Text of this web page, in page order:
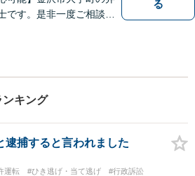
です。是非一度ご相談く
る
キング
逮捕すると言われました
運転 #ひき逃げ・当て逃げ
#行政訴訟